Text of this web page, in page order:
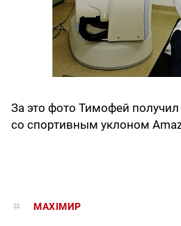
За это фото Тимофей
со спортивным уклоном
MAXIMИР